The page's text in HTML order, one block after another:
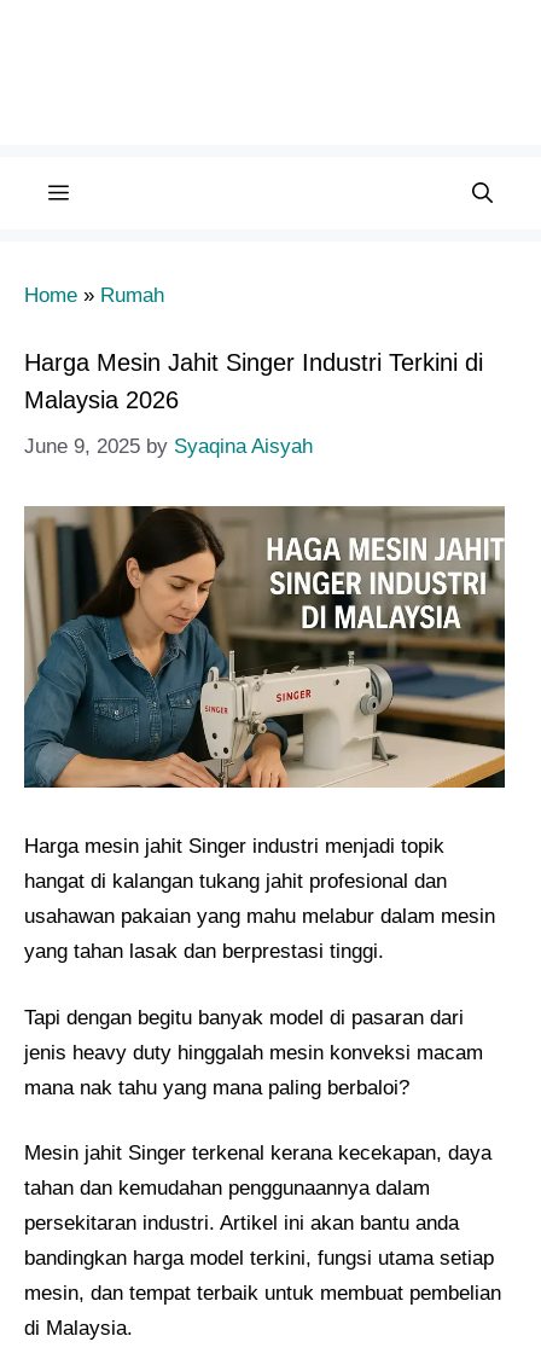
Menu
Home » Rumah
Harga Mesin Jahit Singer Industri Terkini di
Malaysia 2026
June 9, 2025 by Syaqina Aisyah
Harga mesin jahit Singer industri menjadi topik
hangat di kalangan tukang jahit profesional dan
usahawan pakaian yang mahu melabur dalam mesin
yang tahan lasak dan berprestasi tinggi.
Tapi dengan begitu banyak model di pasaran dari
jenis heavy duty hinggalah mesin konveksi macam
mana nak tahu yang mana paling berbaloi?
Mesin jahit Singer terkenal kerana kecekapan, daya
tahan dan kemudahan penggunaannya dalam
persekitaran industri. Artikel ini akan bantu anda
bandingkan harga model terkini, fungsi utama setiap
mesin, dan tempat terbaik untuk membuat pembelian
di Malaysia.